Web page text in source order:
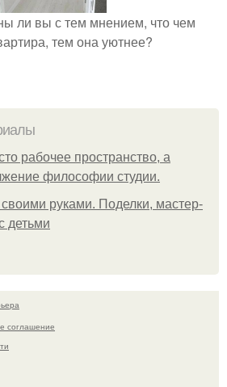
ли вы с тем мнением, что чем
тем она уютнее?
рабочее пространство, а
философии студии.
руками. Поделки, мастер-
детьми
соглашение